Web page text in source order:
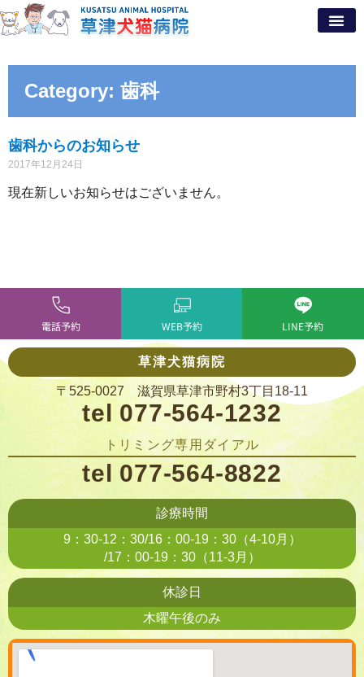
Category: 歯科
歯科からのお知らせ
2017年12月24日
現在新しいお知らせはございません。
電話予約 WEB予約 LINE予約
草津犬猫病院
〒525-0027 滋賀県草津市野村3丁目18-11
tel 077-564-1232
トリミング専用ダイアル
tel 077-564-8822
診療時間
9：30-12：30/16：00-19：30（4-10月）
/17：00-19：30（11-3月）
休診日
木曜午後のみ